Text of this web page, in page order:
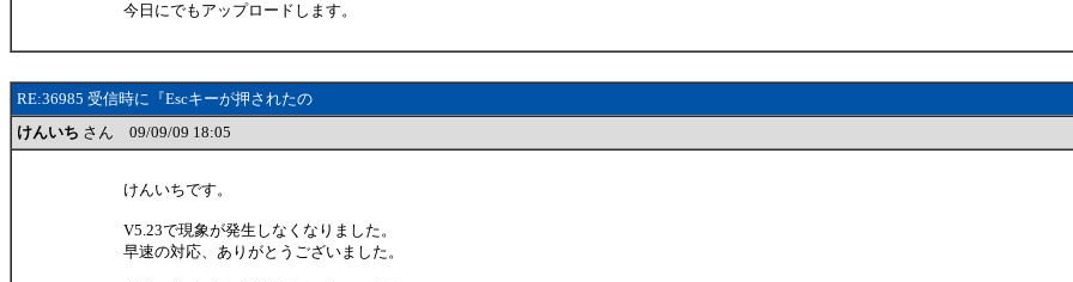
今日にでもアップロードします。
RE:36985 受信時に『Escキーが押されたの
けんいち さん 09/09/09 18:05
けんいちです。
V5.23で現象が発生しなくなりました。
早速の対応、ありがとうございました。